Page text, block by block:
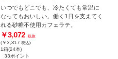
いつでもどこでも、冷たくても常温に
なってもおいしい。働く1日を支えてく
れる砂糖不使用カフェラテ。
￥3,072 税抜
(￥3,317 税込)
1箱(24本)
33ポイント